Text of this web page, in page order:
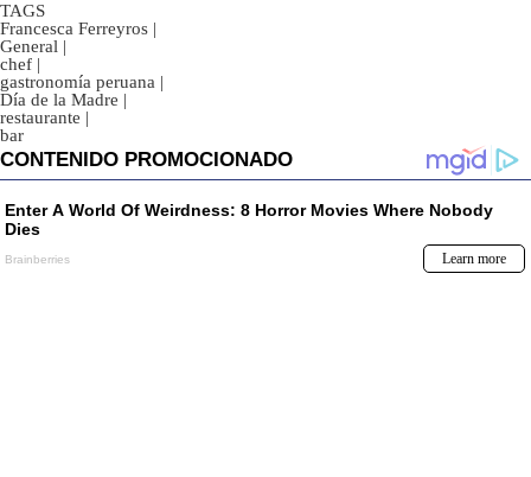
TAGS
Francesca Ferreyros |
General |
chef |
gastronomía peruana |
Día de la Madre |
restaurante |
bar